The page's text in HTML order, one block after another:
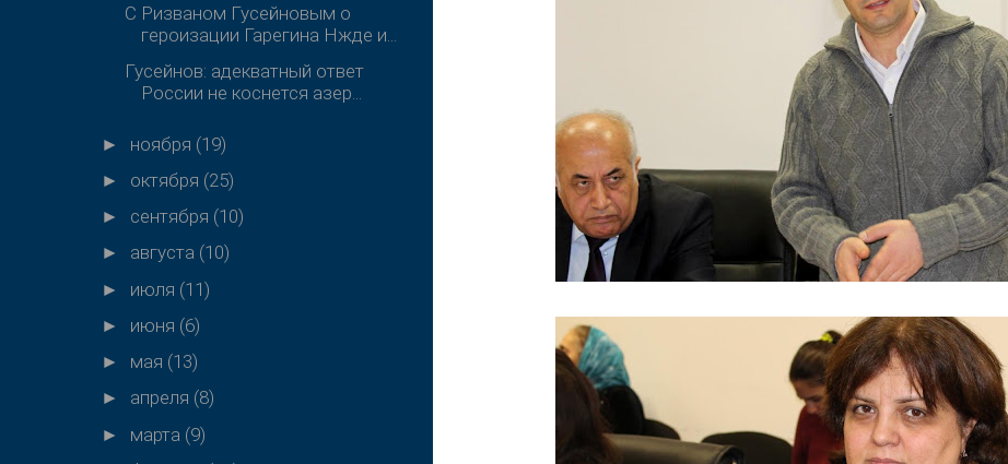
С Ризваном Гусейновым о
героизации Гарегина Нжде и...
Гусейнов: адекватный ответ
России не коснется азер...
► ноября (19)
► октября (25)
► сентября (10)
► августа (10)
► июля (11)
► июня (6)
► мая (13)
► апреля (8)
► марта (9)